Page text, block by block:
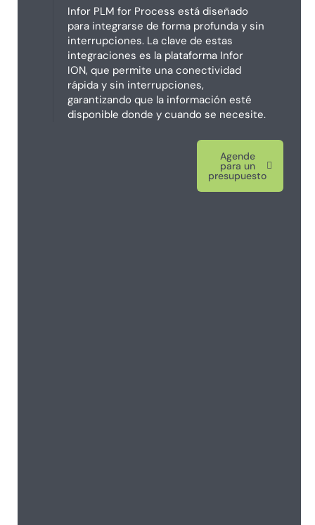
Infor PLM for Process está diseñado
para integrarse de forma profunda y sin
interrupciones. La clave de estas
integraciones es la plataforma Infor
ION, que permite una conectividad
rápida y sin interrupciones,
garantizando que la información esté
disponible donde y cuando se necesite.
Agende
para un
presupuesto